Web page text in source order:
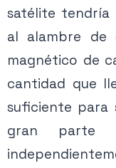
satélite tendría
al alambre de
magnético de
cantidad que
suficiente para
gran parte